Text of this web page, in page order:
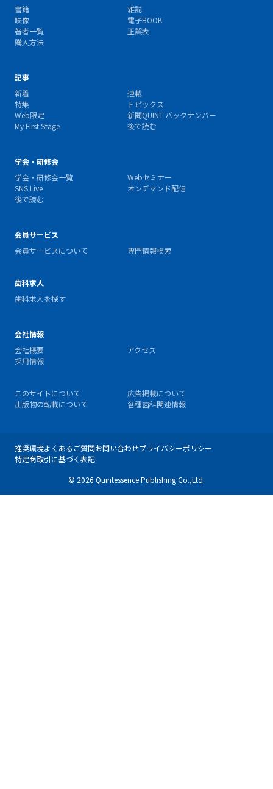
書籍
雑誌
映像
電子BOOK
著者一覧
正誤表
購入方法
記事
新着
連載
特集
トピックス
Web限定
新聞QUINT バックナンバー
My First Stage
後で読む
学会・研修会
学会・研修会一覧
Webセミナー
SNS Live
オンデマンド配信
後で読む
会員サービス
会員サービスについて
専門情報検索
歯科求人
歯科求人を探す
会社情報
会社概要
アクセス
採用情報
このサイトについて
広告掲載について
出版物の転載について
各種歯科関連情報
推奨環境よくあるご質問お問い合わせプライバシーポリシー
特定商取引に基づく表記
© 2026 Quintessence Publishing Co.,Ltd.